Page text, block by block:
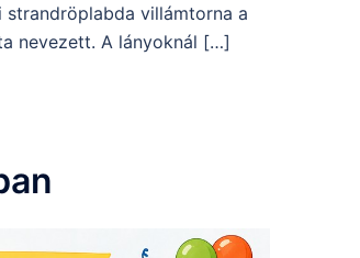
villámtorna a
nevezett. A lányoknál […]